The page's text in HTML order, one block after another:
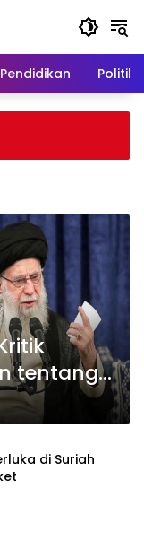
Pendidikan Politik
tentang
di Suriah